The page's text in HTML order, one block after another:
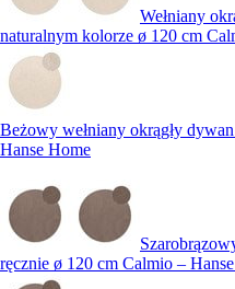
Wełniany
naturalnym kolorze ø 120 cm
Beżowy wełniany okrągły
Hanse Home
ręcznie ø 120 cm Calmio –